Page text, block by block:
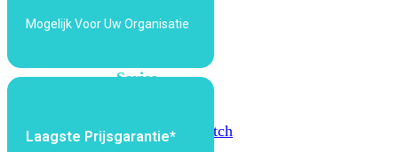
Series
2048FFortiSwitch
Mogelijk Voor Uw Organisatie
Laagste Prijsgarantie*